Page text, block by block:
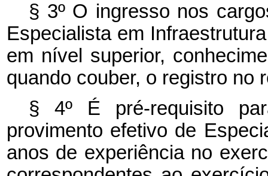
§ 3º O ingresso nos
Especialista em
em nível superior,
quando couber, o registro no
§ 4º É pré-requisito
provimento efetivo de
anos de experiência no